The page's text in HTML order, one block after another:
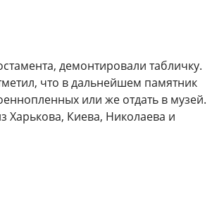
демонтировали табличку.
что в дальнейшем памятник
или же отдать в музей.
Киева, Николаева и